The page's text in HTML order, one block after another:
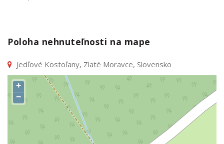
Poloha nehnuteľnosti na mape
Jedľové Kostoľany, Zlaté Moravce, Slovensko
+
−